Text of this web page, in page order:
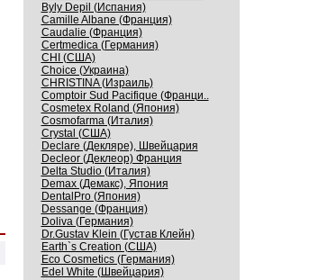
Byly Depil (Испания)
Camille Albane (Франция)
Caudalie (Франция)
Certmedica (Германия)
CHI (США)
Choice (Украина)
CHRISTINA (Израиль)
Comptoir Sud Pacifique (Франци..
Cosmetex Roland (Япония)
Cosmofarma (Италия)
Crystal (США)
Declare (Декляре), Швейцария
Decleor (Деклеор) Франция
Delta Studio (Италия)
Demax (Демакс), Япония
DentalPro (Япония)
Dessange (Франция)
Doliva (Германия)
Dr.Gustav Klein (Густав Клейн)
Earth`s Creation (США)
Eco Cosmetics (Германия)
Edel White (Швейцария)